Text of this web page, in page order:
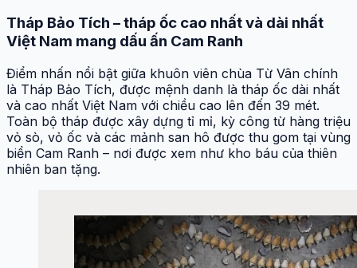
Tháp Bảo Tích – tháp ốc cao nhất và dài nhất
Việt Nam mang dấu ấn Cam Ranh
Điểm nhấn nổi bật giữa khuôn viên chùa Từ Vân chính
là Tháp Bảo Tích, được mệnh danh là tháp ốc dài nhất
và cao nhất Việt Nam với chiều cao lên đến 39 mét.
Toàn bộ tháp được xây dựng tỉ mỉ, kỳ công từ hàng triệu
vỏ sò, vỏ ốc và các mảnh san hô được thu gom tại vùng
biển Cam Ranh – nơi được xem như kho báu của thiên
nhiên ban tặng.